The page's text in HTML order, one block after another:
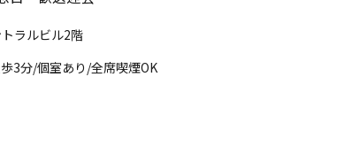
ラルビル2階
3分/個室あり/全席喫煙OK